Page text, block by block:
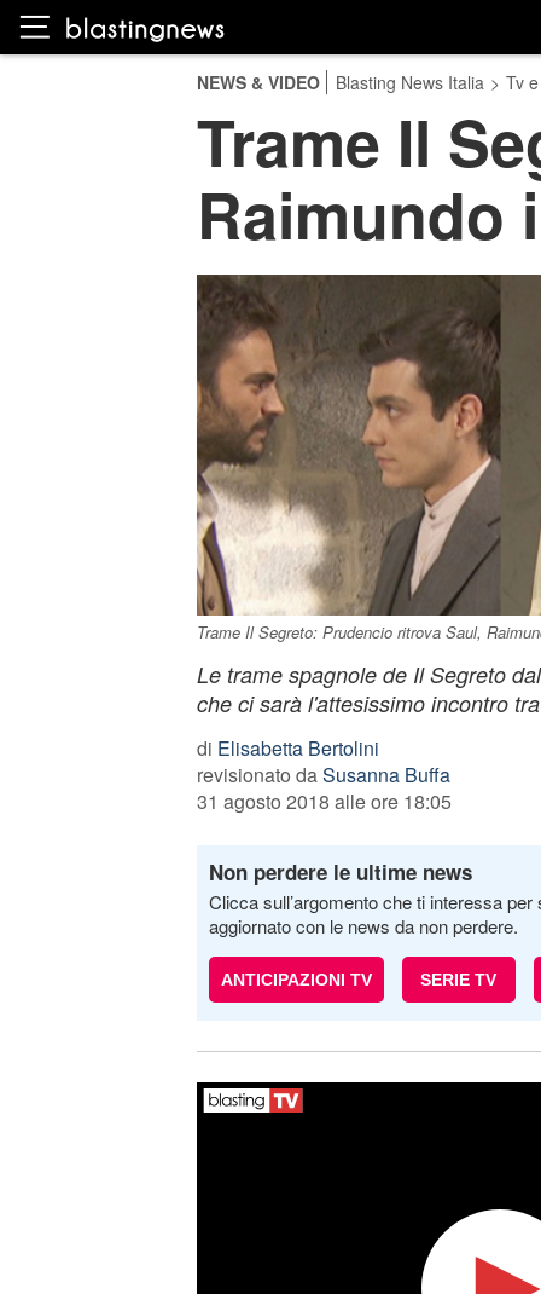
NEWS & VIDEO Blasting News Italia > Tv
Trame Il
Raimundo
Trame Il Segreto: Prudencio ritrova Saul,
Le trame spagnole de Il Segreto
che ci sarà l'attesissimo incontro
di Elisabetta Bertolini
revisionato daSusanna Buffa
31 agosto 2018 alle ore 18:05
Non perdere le ultime news
Clicca sull’argomento che ti interessa
aggiornato con le news da non perdere.
ANTICIPAZIONI TV SERIE TV